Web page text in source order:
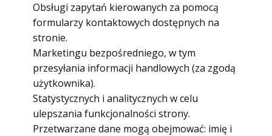
Obsługi zapytań kierowanych za pomocą
formularzy kontaktowych dostępnych na
stronie.
Marketingu bezpośredniego, w tym
przesyłania informacji handlowych (za zgodą
użytkownika).
Statystycznych i analitycznych w celu
ulepszania funkcjonalności strony.
Przetwarzane dane mogą obejmować: imię i